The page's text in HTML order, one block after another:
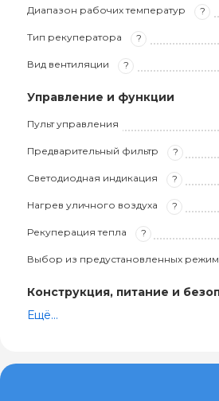
Диапазон рабочих температур ?
Тип рекуператора ?
Вид вентиляции ?
Управление и функции
Пульт управления
Предварительный фильтр ?
Светодиодная индикация ?
Нагрев уличного воздуха ?
Рекуперация тепла ?
Выбор из предустановленных
Конструкция, питание и
Ещё...